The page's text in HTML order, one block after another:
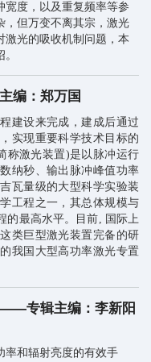
宽度，以及重复频率等参
，但万变不离其宗，激光
激光的吸收机制问题，本
编：郑万国
建设来完成，建成后通过
实现重要科学技术目标的
称激光装置)是以脉冲运行
纳秒、输出脉冲峰值功率
瓦量级的大型科学实验装
工程之一，其总体规模与
的最高水平。目前, 国际上
类巨型激光装置完备的研
我国大型高功率激光专置
专辑主编：李新阳
率和辐射亮度的有效手